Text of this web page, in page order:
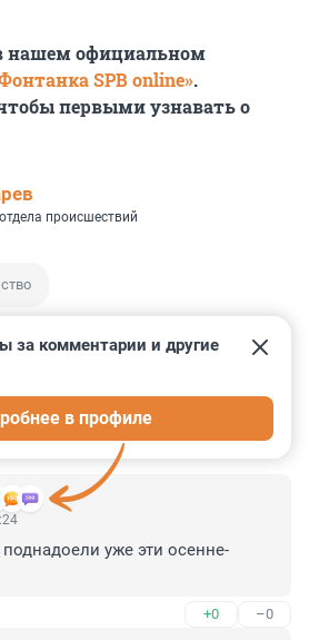
нашем официальном
SPB online».
первыми узнавать о
происшествий
11
за комментарии и другие
в профиле
уже эти осенне-
+0 –0